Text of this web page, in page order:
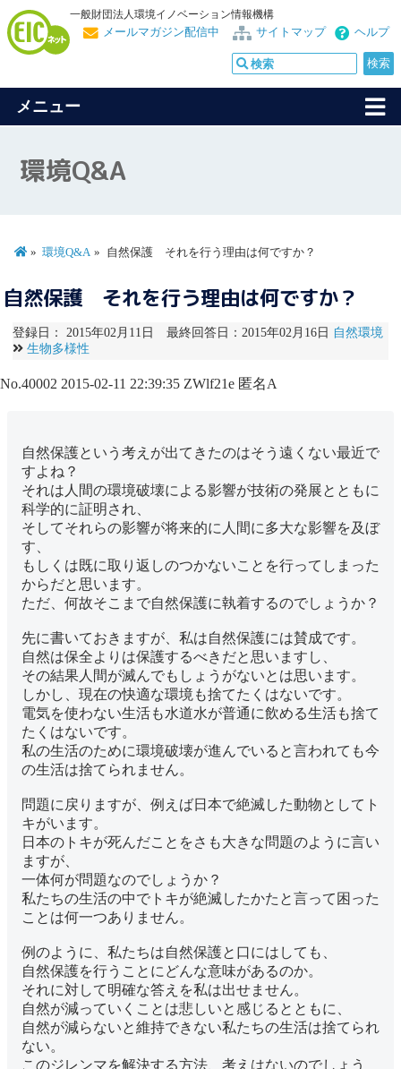
一般財団法人環境イノベーション情報機構
ヘルプ
サイトマップ
メールマガジン配信中
メニュー
環境Q&A
環境Q&A 自然保護 それを行う理由は何ですか？
自然保護 それを行う理由は何ですか？
登録日： 2015年02月11日 最終回答日：2015年02月16日 自然環境
生物多様性
No.40002 2015-02-11 22:39:35 ZWlf21e 匿名A
自然保護という考えが出てきたのはそう遠くない最近で
すよね？
それは人間の環境破壊による影響が技術の発展とともに
科学的に証明され、
そしてそれらの影響が将来的に人間に多大な影響を及ぼ
す、
もしくは既に取り返しのつかないことを行ってしまった
からだと思います。
ただ、何故そこまで自然保護に執着するのでしょうか？
先に書いておきますが、私は自然保護には賛成です。
自然は保全よりは保護するべきだと思いますし、
その結果人間が滅んでもしょうがないとは思います。
しかし、現在の快適な環境も捨てたくはないです。
電気を使わない生活も水道水が普通に飲める生活も捨て
たくはないです。
私の生活のために環境破壊が進んでいると言われても今
の生活は捨てられません。
問題に戻りますが、例えば日本で絶滅した動物としてト
キがいます。
日本のトキが死んだことをさも大きな問題のように言い
ますが、
一体何が問題なのでしょうか？
私たちの生活の中でトキが絶滅したかたと言って困った
ことは何一つありません。
例のように、私たちは自然保護と口にはしても、
自然保護を行うことにどんな意味があるのか。
それに対して明確な答えを私は出せません。
自然が減っていくことは悲しいと感じるとともに、
自然が減らないと維持できない私たちの生活は捨てられ
ない。
このジレンマを解決する方法、考えはないのでしょう